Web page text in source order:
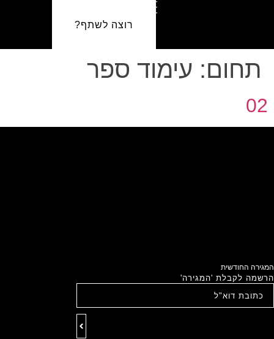
רוצה לשתף?
תחום: עימוד ספר
02
המגירה החודשית
הרשמה לקבלת 'המגירה'